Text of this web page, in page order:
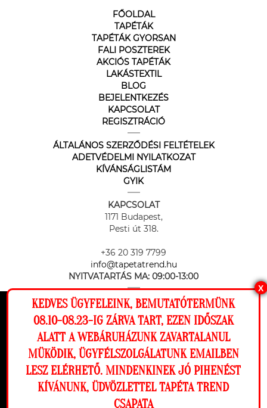
Ez a weboldal cookie-kat használ, hogy a
lehető legjobb élményt nyújtsa honlapunkon.
Beállítások
Elutasítom Engedélyezem
FŐOLDAL
TAPÉTÁK
TAPÉTÁK GYORSAN
FALI POSZTEREK
AKCIÓS TAPÉTÁK
LAKÁSTEXTIL
BLOG
BEJELENTKEZÉS
KAPCSOLAT
REGISZTRÁCIÓ
ÁLTALÁNOS SZERZŐDÉSI FELTÉTELEK
ADETVÉDELMI NYILATKOZAT
KÍVÁNSÁGLISTÁM
GYIK
KAPCSOLAT
1171 Budapest,
Pesti út 318.
+36 20 319 7799
info@tapetatrend.hu
NYITVATARTÁS MA: 09:00-13:00
Az online fizetést a Barion Payment Zrt. biztosítja, MNB engedély
száma: H-EN-I-1064/2013
X
KEDVES ÜGYFELEINK, BEMUTATÓTERMÜNK
08.10-08.23-IG ZÁRVA TART, EZEN IDŐSZAK
ALATT A WEBÁRUHÁZUNK ZAVARTALANUL
MÜKÖDIK, ÜGYFÉLSZOLGÁLATUNK EMAILBEN
LESZ ELÉRHETŐ. MINDENKINEK JÓ PIHENÉST
KÍVÁNUNK, ÜDVÖZLETTEL TAPÉTA TREND
CSAPATA